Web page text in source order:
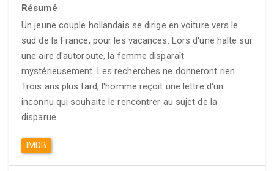
Résumé
Un jeune couple hollandais se dirige en voiture vers le
sud de la France, pour les vacances. Lors d'une halte sur
une aire d'autoroute, la femme disparaît
mystérieusement. Les recherches ne donneront rien.
Trois ans plus tard, l'homme reçoit une lettre d'un
inconnu qui souhaite le rencontrer au sujet de la
disparue...
IMDB